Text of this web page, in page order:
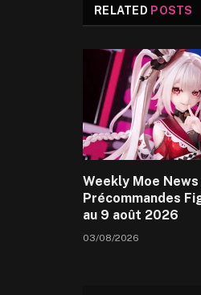
RELATED POSTS
Weekly Moe News
Précommandes
au 9 août 2026
03/08/2026